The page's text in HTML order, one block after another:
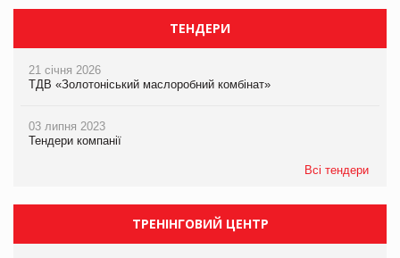
ТЕНДЕРИ
21 січня 2026
ТДВ «Золотоніський маслоробний комбінат»
03 липня 2023
Тендери компанії
Всі тендери
ТРЕНІНГОВИЙ ЦЕНТР